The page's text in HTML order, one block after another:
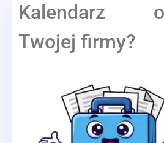
Kalendarz
Twojej firmy?